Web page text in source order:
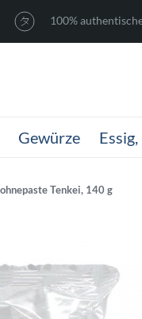
100%
Gewürze
Tenkei, 140 g